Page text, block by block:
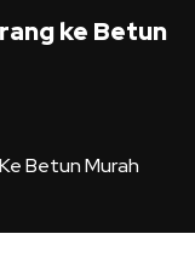
ke Betun
Betun Murah